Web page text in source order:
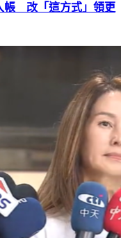
帳 改「這方式」領更